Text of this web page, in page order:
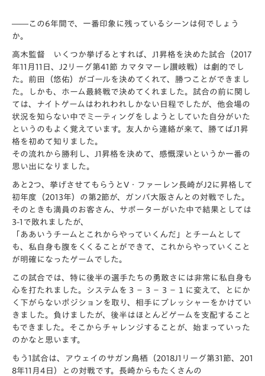
――この6年間で、一番印象に残っているシーンは何でしょう
か。
高木監督 いくつか挙げるとすれば、J1昇格を決めた試合（2017
年11月11日、J2リーグ第41節 カマタマーレ讃岐戦）は劇的でし
た。前田（悠佑）がゴールを決めてくれて、勝つことができまし
た。しかも、ホーム最終戦で決めてくれました。試合の前に関し
ては、ナイトゲームはわれわれしかない日程でしたが、他会場の
状況を知らない中でミーティングをしようとしていた自分がいた
というのもよく覚えています。友人から連絡が来て、勝てばJ1昇
格を初めて知りました。
その流れから勝利し、J1昇格を決めて、感慨深いというか一番の
思い出になりました。
あと2つ、挙げさせてもらうとV・ファーレン長崎がJ2に昇格して
初年度（2013年）の第2節が、ガンバ大阪さんとの対戦でした。
そのときも満員のお客さん、サポーターがいた中で結果としては
3-1で敗れましたが、
「ああいうチームとこれからやっていくんだ」とチームとして
も、私自身も腹をくくることができて、これからやっていくこと
が明確になったゲームでした。
この試合では、特に後半の選手たちの勇敢さには非常に私自身も
心を打たれました。システムを３－３－３－１に変えて、とにか
く下がらないポジションを取り、相手にプレッシャーをかけてい
きました。負けましたが、後半はほとんどゲームを支配すること
もできました。そこからチャレンジすることが、始まっていった
のかなと思います。
もう1試合は、アウェイのサガン鳥栖（2018J1リーグ第31節、201
8年11月4日）との対戦です。長崎からもたくさんの